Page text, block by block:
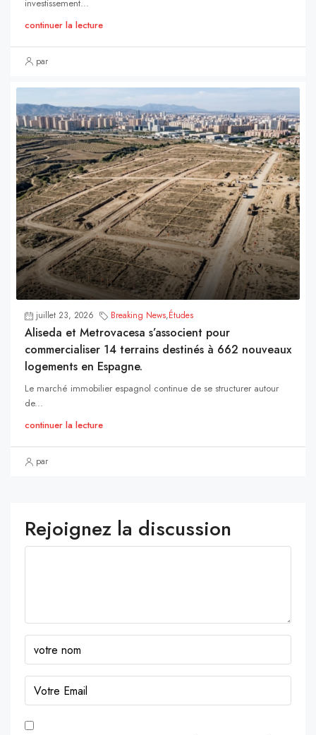
investissement...
continuer la lecture
par
juillet 23, 2026 Breaking News,Études
Aliseda et Metrovacesa s’associent pour
commercialiser 14 terrains destinés à 662 nouveaux
logements en Espagne.
Le marché immobilier espagnol continue de se structurer autour
de...
continuer la lecture
par
Rejoignez la discussion